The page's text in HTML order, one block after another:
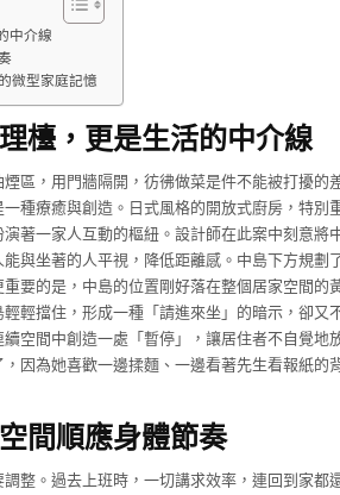
中介線
微型家庭記憶
檯，更是生活的中介線
區，用門牆隔開，彷彿做菜是件不能被打擾的
種療癒與創造。日式風格的開放式廚房，特別
著一家人互動的樞紐。設計師在此案中刻意將
與坐著的人平視，降低距離感。中島下方規劃
重要的是，中島的位置剛好落在整個居家空間
輕擋住，形成一種「請進來坐」的暗示，卻又
空間中創造一處「暫停」，讓居住者不自覺地
因為她喜歡一邊揉麵、一邊看著先生看報紙的
間順應身體節奏
整。過去上班時，一切講求效率，連回到家都